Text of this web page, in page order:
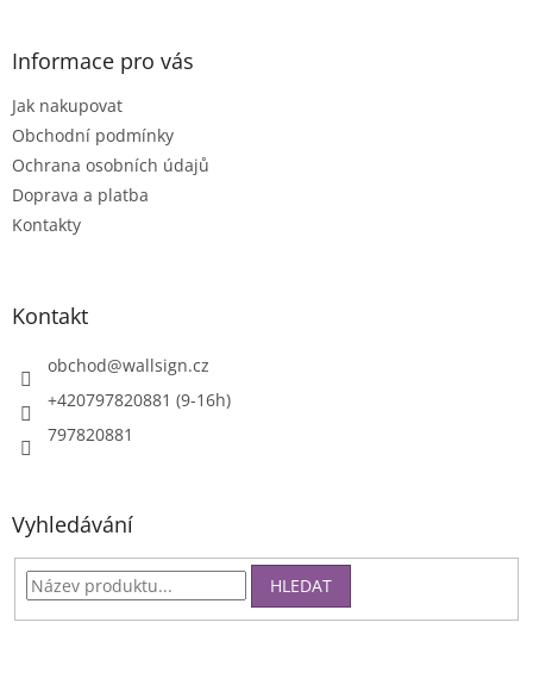
Informace pro vás
Jak nakupovat
Obchodní podmínky
Ochrana osobních údajů
Doprava a platba
Kontakty
Kontakt
obchod@wallsign.cz
+420797820881 (9-16h)
797820881
Vyhledávání
HLEDAT